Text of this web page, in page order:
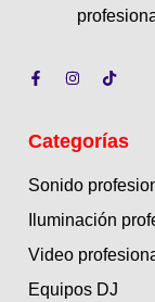
Categorías
Sonido
Iluminación
Video
Equipos DJ